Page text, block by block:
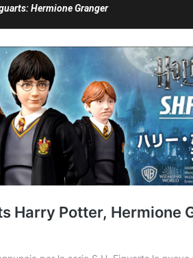
Hermione Granger